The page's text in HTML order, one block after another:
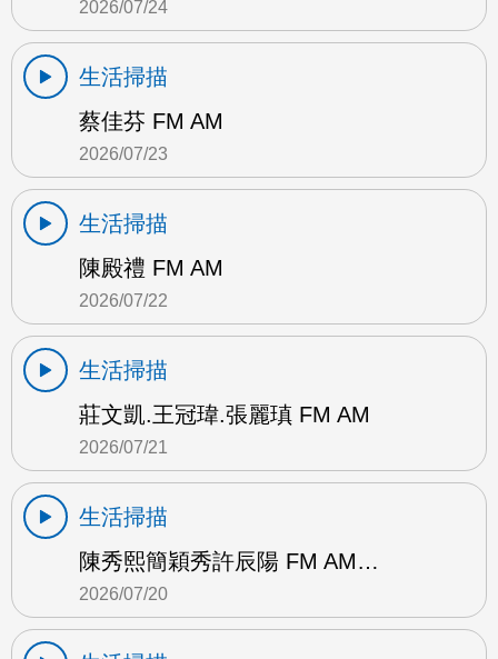
2026/07/24
生活掃描
蔡佳芬 FM AM
2026/07/23
生活掃描
陳殿禮 FM AM
2026/07/22
生活掃描
莊文凱.王冠瑋.張麗瑱 FM AM
2026/07/21
生活掃描
陳秀熙簡穎秀許辰陽 FM AM…
2026/07/20